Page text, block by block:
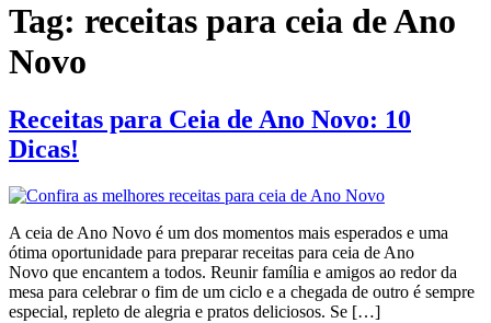
Tag: receitas para ceia de Ano
Novo
Receitas para Ceia de Ano Novo: 10
Dicas!
A ceia de Ano Novo é um dos momentos mais esperados e uma
ótima oportunidade para preparar receitas para ceia de Ano
Novo que encantem a todos. Reunir família e amigos ao redor da
mesa para celebrar o fim de um ciclo e a chegada de outro é sempre
especial, repleto de alegria e pratos deliciosos. Se […]